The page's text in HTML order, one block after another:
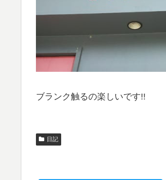
ブランク触るの楽しいです!!
日記